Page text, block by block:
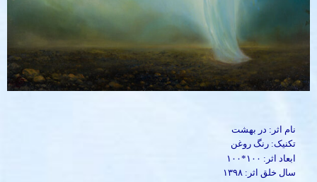
نام اثر: در بهشت
تکنیک: رنگ روغن
ابعاد اثر: ۱۰۰*۱۰۰
سال خلق اثر: ۱۳۹۸